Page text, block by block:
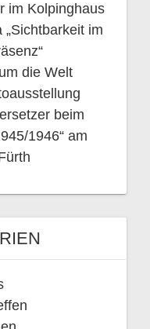
im Kolpinghaus
im
die Welt
beim
1946“ am